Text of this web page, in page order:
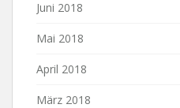
Juni 2018
Mai 2018
April 2018
März 2018